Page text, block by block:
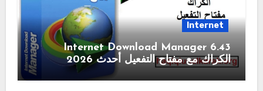
Internet
6.43 Internet Download Manager
الكراك مع مفتاح التفعيل أحدث 2026